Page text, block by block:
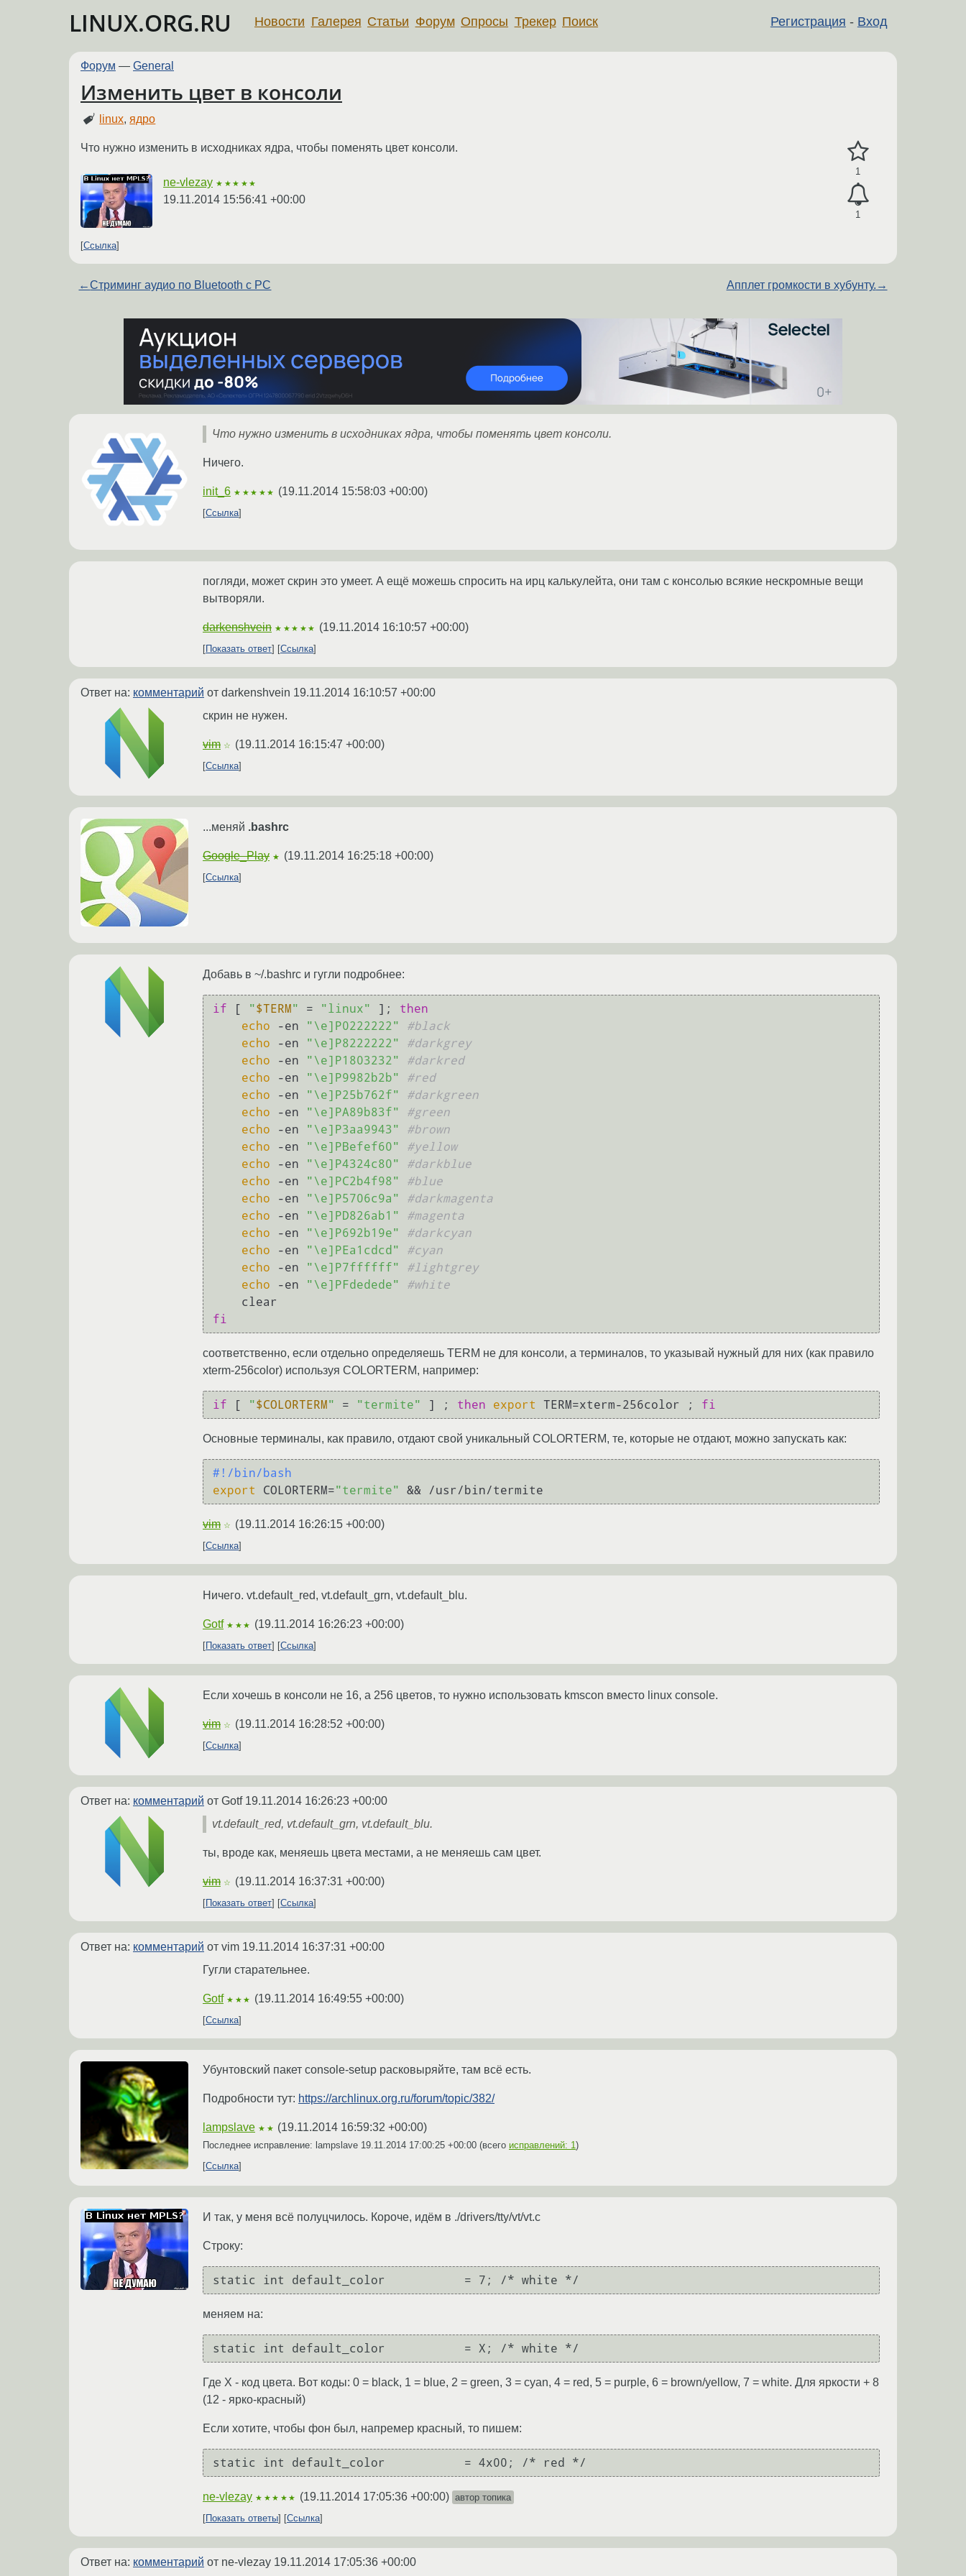
LINUX.ORG.RU Регистрация - Вход
Новости Галерея Статьи Форум Опросы Трекер Поиск
Форум — General
Изменить цвет в консоли
linux, ядро
1
1
Что нужно изменить в исходниках ядра, чтобы поменять цвет консоли.
ne-vlezay ★★★★★
19.11.2014 15:56:41 +00:00
Ссылка
←Стриминг аудио по Bluetooth с PС Апплет громкости в хубунту. →
Что нужно изменить в исходниках ядра, чтобы поменять цвет консоли.
Ничего.
init_6 ★★★★★ (19.11.2014 15:58:03 +00:00)
Ссылка
погляди, может скрин это умеет. А ещё можешь спросить на ирц калькулейта, они там с консолью всякие нескромные вещи
вытворяли.
darkenshvein ★★★★★ (19.11.2014 16:10:57 +00:00)
Показать ответ Ссылка
Ответ на: комментарий от darkenshvein 19.11.2014 16:10:57 +00:00
скрин не нужен.
vim ☆ (19.11.2014 16:15:47 +00:00)
Ссылка
...меняй .bashrc
Google_Play ★ (19.11.2014 16:25:18 +00:00)
Ссылка
Добавь в ~/.bashrc и гугли подробнее:
if [ "$TERM" = "linux" ]; then
echo -en "\e]P0222222"
#black
echo -en "\e]P8222222"
#darkgrey
echo -en "\e]P1803232"
#darkred
echo -en "\e]P9982b2b"
#red
echo -en "\e]P25b762f"
#darkgreen
echo -en "\e]PA89b83f"
#green
echo -en "\e]P3aa9943"
#brown
echo -en "\e]PBefef60"
#yellow
echo -en "\e]P4324c80"
#darkblue
echo -en "\e]PC2b4f98"
#blue
echo -en "\e]P5706c9a"
#darkmagenta
echo -en "\e]PD826ab1"
#magenta
echo -en "\e]P692b19e"
#darkcyan
echo -en "\e]PEa1cdcd"
#cyan
echo -en "\e]P7ffffff"
#lightgrey
echo -en "\e]PFdedede"
#white
fi
соответственно, если отдельно определяешь TERM не для консоли, а терминалов, то указывай нужный для них (как правило
xterm-256color) используя COLORTERM, например:
if [ "$COLORTERM" = "termite" ] ; then export TERM=xterm-256color ; fi
Основные терминалы, как правило, отдают свой уникальный COLORTERM, те, которые не отдают, можно запускать как:
#!/bin/bash
export
COLORTERM="termite"
vim ☆ (19.11.2014 16:26:15 +00:00)
Ссылка
Ничего. vt.default_red, vt.default_grn, vt.default_blu.
Gotf ★★★ (19.11.2014 16:26:23 +00:00)
Показать ответ Ссылка
Если хочешь в консоли не 16, а 256 цветов, то нужно использовать kmscon вместо linux console.
vim ☆ (19.11.2014 16:28:52 +00:00)
Ссылка
Ответ на: комментарий от Gotf 19.11.2014 16:26:23 +00:00
vt.default_red, vt.default_grn, vt.default_blu.
ты, вроде как, меняешь цвета местами, а не меняешь сам цвет.
vim ☆ (19.11.2014 16:37:31 +00:00)
Показать ответ Ссылка
Ответ на: комментарий от vim 19.11.2014 16:37:31 +00:00
Гугли старательнее.
Gotf ★★★ (19.11.2014 16:49:55 +00:00)
Ссылка
Убунтовский пакет console-setup расковыряйте, там всё есть.
Подробности тут: https://archlinux.org.ru/forum/topic/382/
lampslave ★★ (19.11.2014 16:59:32 +00:00)
Последнее исправление: lampslave 19.11.2014 17:00:25 +00:00 (всего исправлений: 1)
Ссылка
И так, у меня всё полуцчилось. Короче, идём в ./drivers/tty/vt/vt.c
Строку:
меняем на:
Где X - код цвета. Вот коды: 0 = black, 1 = blue, 2 = green, 3 = cyan, 4 = red, 5 = purple, 6 = brown/yellow, 7 = white. Для яркости + 8
(12 - ярко-красный)
Если хотите, чтобы фон был, напремер красный, то пишем:
ne-vlezay ★★★★★ (19.11.2014 17:05:36 +00:00) автор топика
Показать ответы
Ссылка
Ответ на: комментарий от ne-vlezay 19.11.2014 17:05:36 +00:00